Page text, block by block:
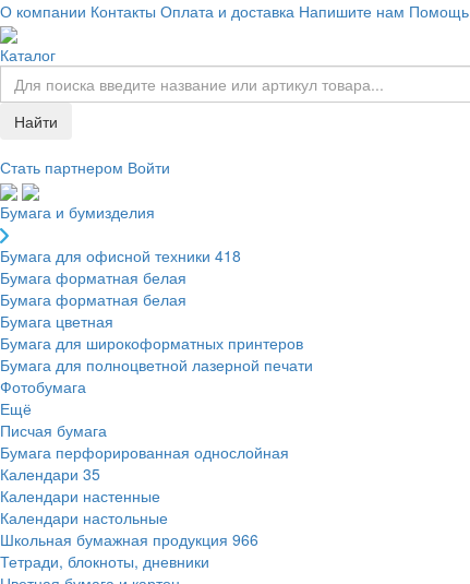
О компании Контакты Оплата и доставка Напишите нам Помощь
Каталог
Найти
Стать партнером Войти
Бумага и бумизделия
Бумага для офисной техники 418
Бумага форматная белая
Бумага форматная белая
Бумага цветная
Бумага для широкоформатных принтеров
Бумага для полноцветной лазерной печати
Фотобумага
Ещё
Писчая бумага
Бумага перфорированная однослойная
Календари 35
Календари настенные
Календари настольные
Школьная бумажная продукция 966
Тетради, блокноты, дневники